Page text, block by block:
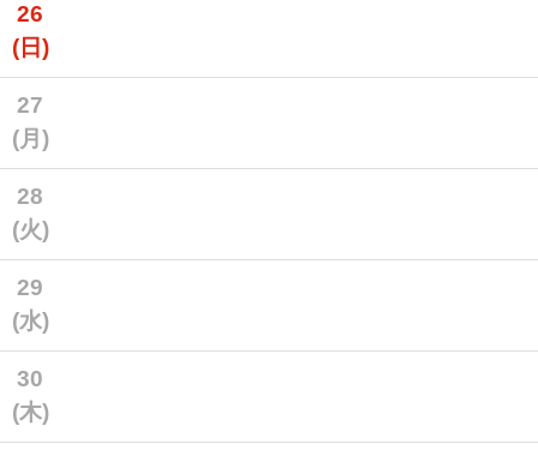
26
(日)
27
(月)
28
(火)
29
(水)
30
(木)